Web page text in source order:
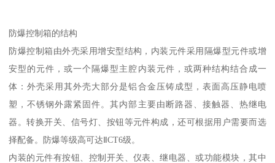
防爆控制箱的结构
防爆控制箱由外壳采用增安型结构，内装元件采用隔爆型元件或增
安型的元件，或一个隔爆型主腔内装元件，或两种结构结合成一
体：外壳采用其外壳大部分是铝合金压铸成型，表面高压静电喷
塑，不锈钢外露紧固件。其内部主要由断路器、接触器、热继电
器。转换开关、信号灯、按钮等元件构成，还可根据用户需要而选
择配备。防爆等级高可达ⅡCT6级。
内装的元件有按钮、控制开关、仪表、继电器、或功能模块，其中